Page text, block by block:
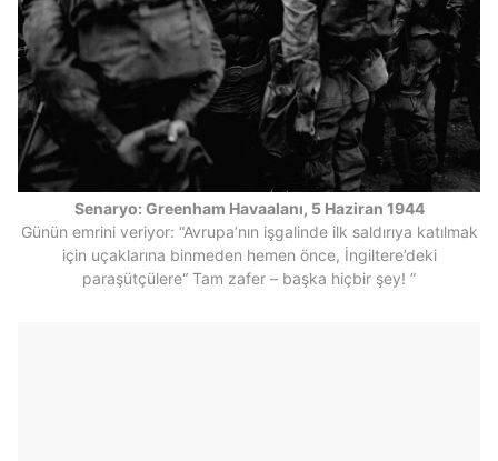
Senaryo: Greenham Havaalanı, 5 Haziran 1944
Günün emrini veriyor: “Avrupa’nın işgalinde ilk saldırıya katılmak
için uçaklarına binmeden hemen önce, İngiltere’deki
paraşütçülere“ Tam zafer – başka hiçbir şey! ”